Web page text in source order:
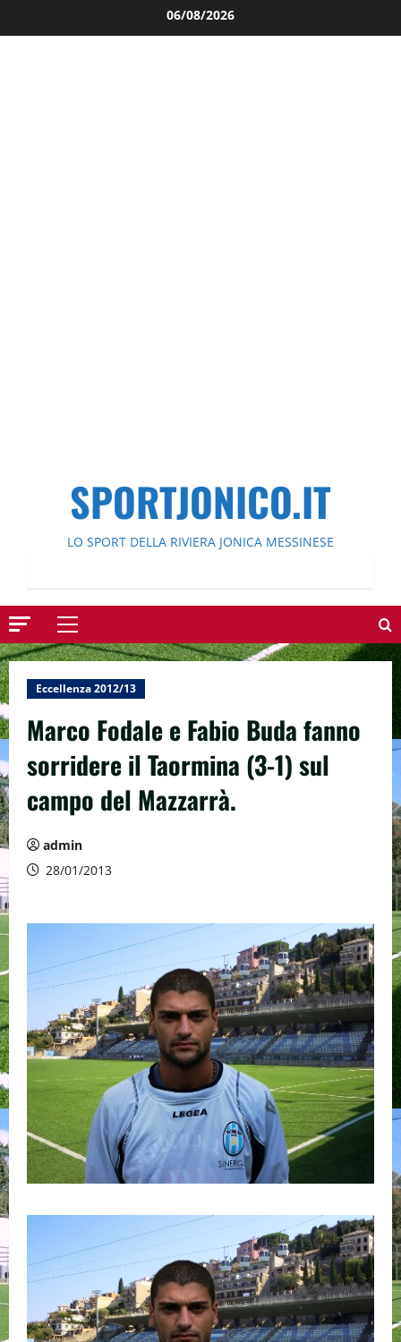
al
06/08/2026
SPORTJONICO.IT
LO SPORT DELLA RIVIERA JONICA MESSINESE
Menu
principale
Eccellenza 2012/13
Marco Fodale e Fabio Buda fanno
sorridere il Taormina (3-1) sul
campo del Mazzarrà.
admin
28/01/2013